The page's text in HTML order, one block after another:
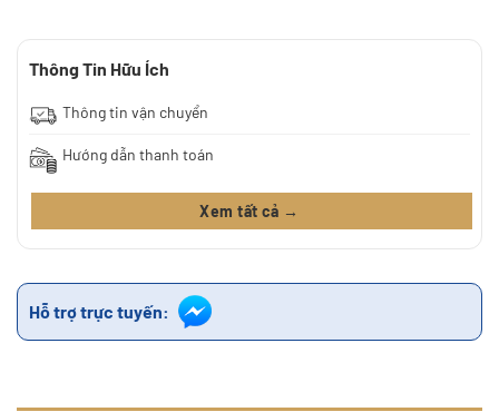
Thông Tin Hữu Ích
Thông tin vận chuyển
Hướng dẫn thanh toán
Xem tất cả →
Hỗ trợ trực tuyến: